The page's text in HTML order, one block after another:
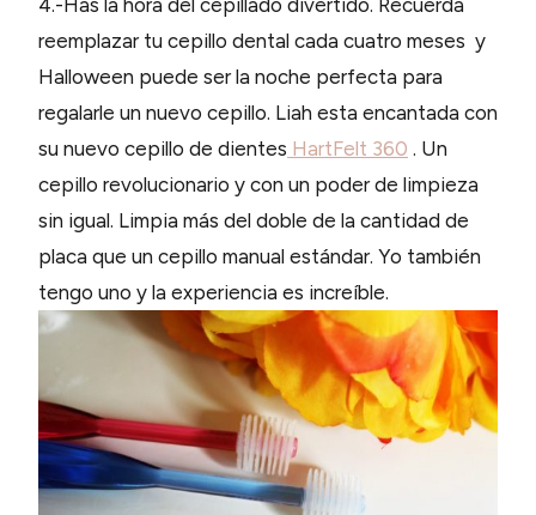
reemplazar tu cepillo dental cada cuatro meses y
Halloween puede ser la noche perfecta para
regalarle un nuevo cepillo. Liah esta encantada con
su nuevo cepillo de dientes HartFelt 360 . Un
cepillo revolucionario y con un poder de limpieza
sin igual. Limpia más del doble de la cantidad de
placa que un cepillo manual estándar. Yo también
tengo uno y la experiencia es increíble.